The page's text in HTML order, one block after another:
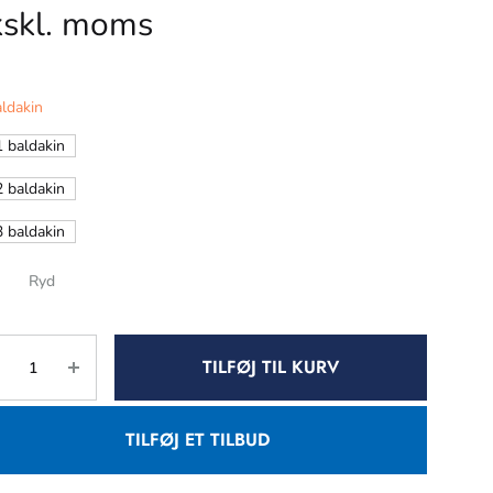
moms
baldakin
baldakin
baldakin
Ryd
TILFØJ TIL KURV
TILFØJ ET TILBUD